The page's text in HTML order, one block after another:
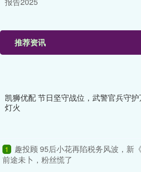
推荐资讯
凯狮优配 节日坚守战位，武警官兵守护
灯火
1
趣投顾 95后小花再陷税务风波，新
前途未卜，粉丝慌了